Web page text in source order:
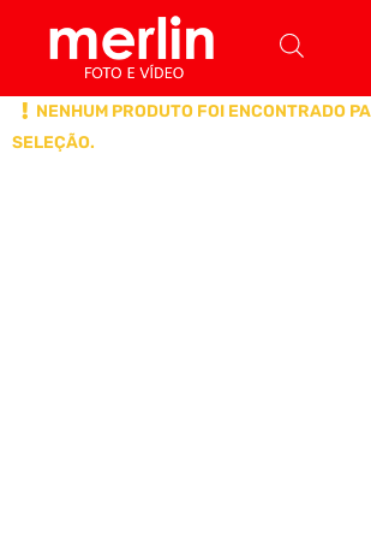
NENHUM PRODUTO FOI ENCONTRADO
SELEÇÃO.